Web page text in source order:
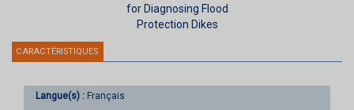
for Diagnosing Flood
Protection Dikes
CARACTÉRISTIQUES
Langue(s) : Français